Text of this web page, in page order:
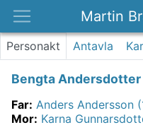
Martin
Platser
Kontakt
Personakt Antavla
Bengta Andersdotter
Far: Anders Andersson
Mor: Karna